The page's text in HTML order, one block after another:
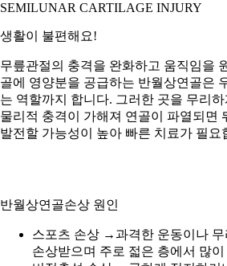
SEMILUNAR CARTILAGE INJURY
생활이 불편해요!
무릎관절의 충격을 완화하고 움직임을
골에 영양분을 공급하는 반월상연골은
는 역할까지 합니다. 그러한 곳을 무리
물리적 충격이 가해져 연골이 파열되면
발전할 가능성이 높아 빠른 치료가 필요
반월상연골손상 원인
스포츠 손상 →과격한 운동이나
손상받으며 주로 젋은 층에서 많